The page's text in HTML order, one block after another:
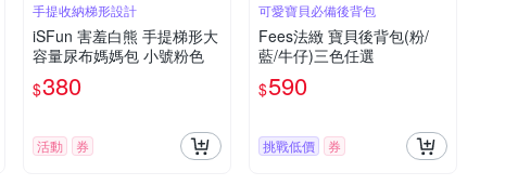
手提收納梯形設計
iSFun 害羞白熊 手提梯形大
容量尿布媽媽包 小號粉色
$380
活動 券
可愛寶貝必備後背包
Fees法緻 寶貝後背包(粉/
藍/牛仔)三色任選
$590
挑戰低價 券